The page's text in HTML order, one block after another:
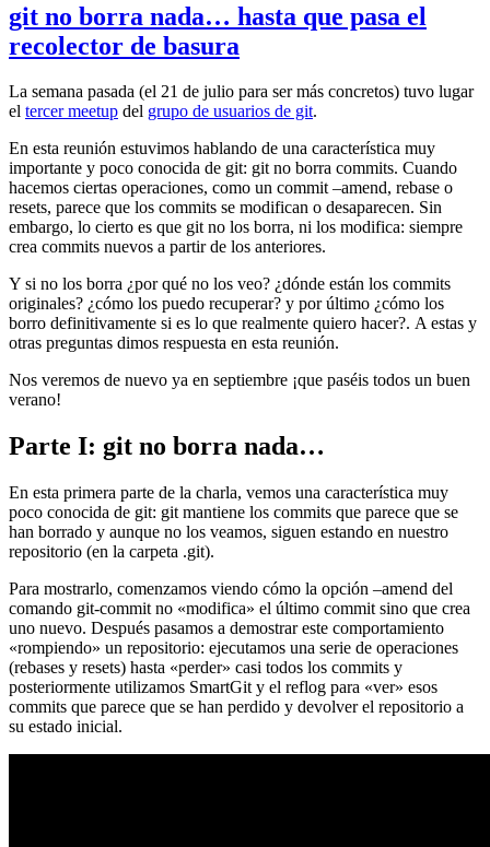
git no borra nada… hasta que pasa el
recolector de basura
La semana pasada (el 21 de julio para ser más concretos) tuvo lugar
el tercer meetup del grupo de usuarios de git.
En esta reunión estuvimos hablando de una característica muy
importante y poco conocida de git: git no borra commits. Cuando
hacemos ciertas operaciones, como un commit –amend, rebase o
resets, parece que los commits se modifican o desaparecen. Sin
embargo, lo cierto es que git no los borra, ni los modifica: siempre
crea commits nuevos a partir de los anteriores.
Y si no los borra ¿por qué no los veo? ¿dónde están los commits
originales? ¿cómo los puedo recuperar? y por último ¿cómo los
borro definitivamente si es lo que realmente quiero hacer?. A estas y
otras preguntas dimos respuesta en esta reunión.
Nos veremos de nuevo ya en septiembre ¡que paséis todos un buen
verano!
Parte I: git no borra nada…
En esta primera parte de la charla, vemos una característica muy
poco conocida de git: git mantiene los commits que parece que se
han borrado y aunque no los veamos, siguen estando en nuestro
repositorio (en la carpeta .git).
Para mostrarlo, comenzamos viendo cómo la opción –amend del
comando git-commit no «modifica» el último commit sino que crea
uno nuevo. Después pasamos a demostrar este comportamiento
«rompiendo» un repositorio: ejecutamos una serie de operaciones
(rebases y resets) hasta «perder» casi todos los commits y
posteriormente utilizamos SmartGit y el reflog para «ver» esos
commits que parece que se han perdido y devolver el repositorio a
su estado inicial.